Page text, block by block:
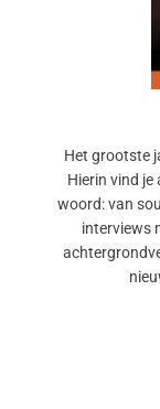
Het grootste
Hierin vind je
woord: van
interviews